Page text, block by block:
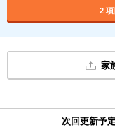
2 項
家
次回更新予